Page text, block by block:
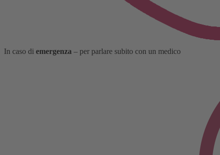
In caso di emergenza – per parlare subito con un medico